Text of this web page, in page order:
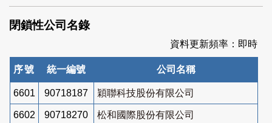
索
閉鎖性公司名錄
資料更新頻率：即時
序號 統一編號 公司名稱
6601 90718187 穎聯科技股份有限公司
6602 90718270 松和國際股份有限公司